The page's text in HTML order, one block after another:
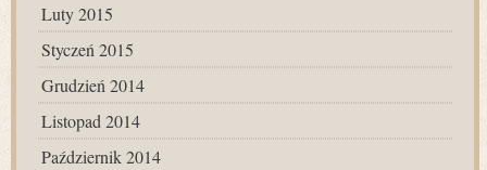
Luty 2015
Styczeń 2015
Grudzień 2014
Listopad 2014
Październik 2014